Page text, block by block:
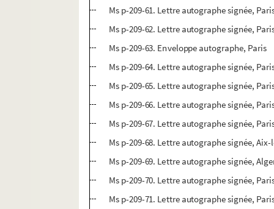
Ms p-209-61. Lettre autographe signée,
Ms p-209-62. Lettre autographe signée,
Ms p-209-63. Enveloppe autographe, Paris
Ms p-209-64. Lettre autographe signée,
Ms p-209-65. Lettre autographe signée,
Ms p-209-66. Lettre autographe signée,
Ms p-209-67. Lettre autographe signée,
Ms p-209-68. Lettre autographe signée,
Ms p-209-69. Lettre autographe signée,
Ms p-209-70. Lettre autographe signée,
Ms p-209-71. Lettre autographe signée,